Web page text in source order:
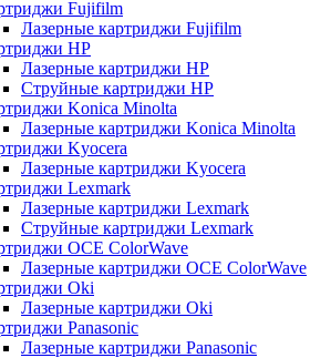
Fujifilm
Лазерные картриджи Fujifilm
HP
Лазерные картриджи HP
Струйные картриджи HP
Konica Minolta
Лазерные картриджи Konica Minolta
Kyocera
Лазерные картриджи Kyocera
Lexmark
Лазерные картриджи Lexmark
Струйные картриджи Lexmark
OCE ColorWave
Лазерные картриджи OCE ColorWave
Oki
Лазерные картриджи Oki
Panasonic
Лазерные картриджи Panasonic